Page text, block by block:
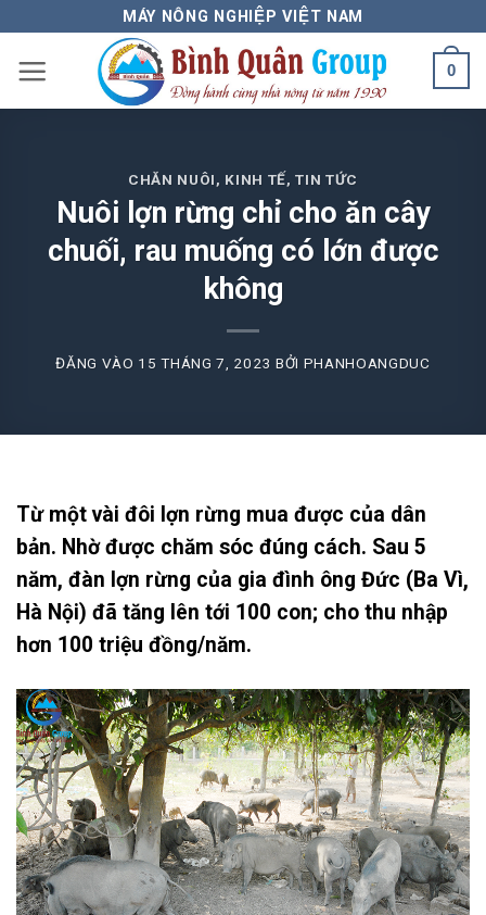
nội
dung
MÁY NÔNG NGHIỆP VIỆT NAM
0
CHĂN NUÔI, KINH TẾ,TIN TỨC
Nuôi lợn rừng chỉ cho ăn cây
chuối, rau muống có lớn được
không
ĐĂNG VÀO 15 THÁNG 7, 2023 BỞI PHANHOANGDUC
Từ một vài đôi lợn rừng mua được của dân
bản. Nhờ được chăm sóc đúng cách. Sau 5
năm, đàn lợn rừng của gia đình ông Đức (Ba Vì,
Hà Nội) đã tăng lên tới 100 con; cho thu nhập
hơn 100 triệu đồng/năm.